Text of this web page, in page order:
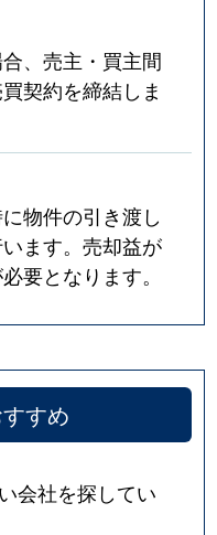
、売主・買主間
契約を締結しま
物件の引き渡し
ます。売却益が
要となります。
すめ
会社を探してい